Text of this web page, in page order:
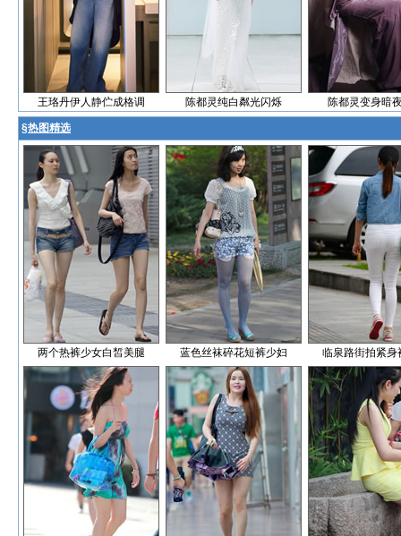
王珞丹伊人静伫成格调 陈都灵纯白粼光闪烁 陈都灵变身暗
§热图精选
两个热裤少女白皙美腿 蓝色丝袜碎花短裤少妇 临泉路街拍紧身